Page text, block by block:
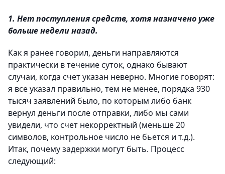
1. Нет поступления средств, хотя назначено уже
больше недели назад.
Как я ранее говорил, деньги направляются
практически в течение суток, однако бывают
случаи, когда счет указан неверно. Многие говорят:
я все указал правильно, тем не менее, порядка 930
тысяч заявлений было, по которым либо банк
вернул деньги после отправки, либо мы сами
увидели, что счет некорректный (меньше 20
символов, контрольное число не бьется и т.д.).
Итак, почему задержки могут быть. Процесс
следующий: